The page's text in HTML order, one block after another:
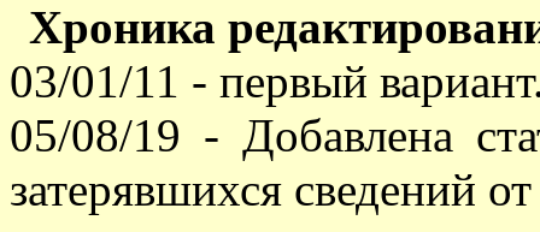
Хроника
03/01/11 - первый
05/08/19 - Добавлена
затерявшихся сведений